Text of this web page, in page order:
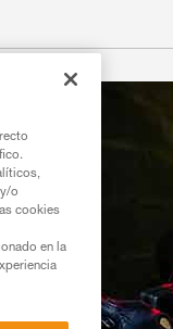
o
cookies
en la